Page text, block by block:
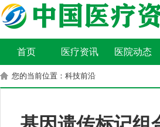
首页 医疗资讯 医院动态
您的当前位置：科技前沿